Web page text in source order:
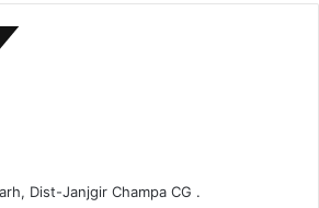
Dist-Janjgir Champa CG .